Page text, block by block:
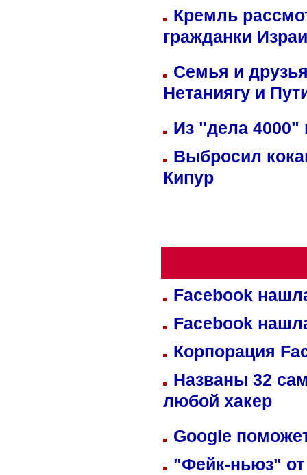
Кремль
гражданки
Семья и
Нетаниягу и
Из "дела 4000"
Выбросил
Кипур
Facebook
Facebook
Корпорация
Названы 32
любой хакер
Google
"Фейк-ньюз" от